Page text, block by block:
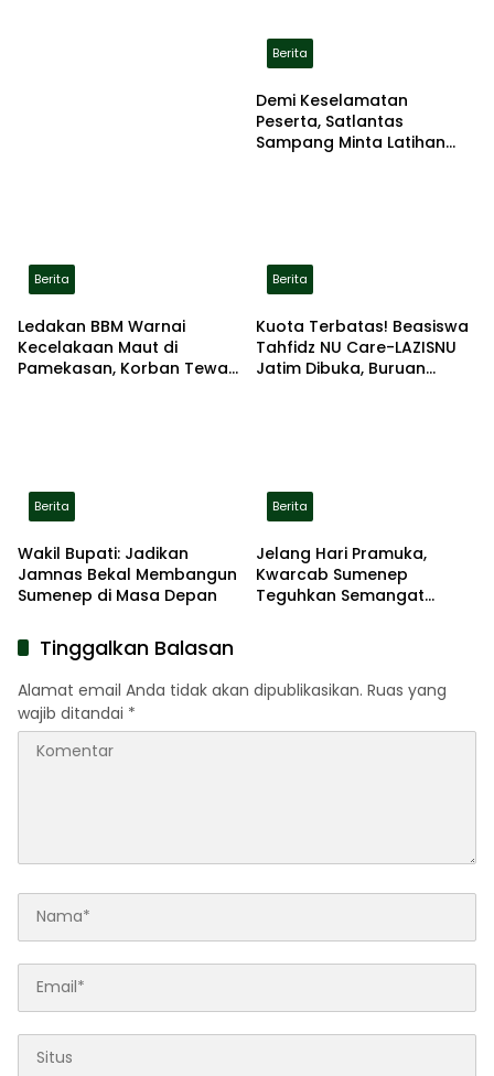
Berita
Demi Keselamatan
Peserta, Satlantas
Sampang Minta Latihan
Berita
Ledakan BBM Warnai
Kecelakaan Maut di
Pamekasan, Korban Tewas
Berita
Kuota Terbatas! Beasiswa
Tahfidz NU Care-LAZISNU
Jatim Dibuka, Buruan
Berita
Wakil Bupati: Jadikan
Jamnas Bekal Membangun
Sumenep di Masa Depan
Berita
Jelang Hari Pramuka,
Kwarcab Sumenep
Teguhkan Semangat
Tinggalkan Balasan
Alamat email Anda tidak akan dipublikasikan. Ruas yang
wajib ditandai *